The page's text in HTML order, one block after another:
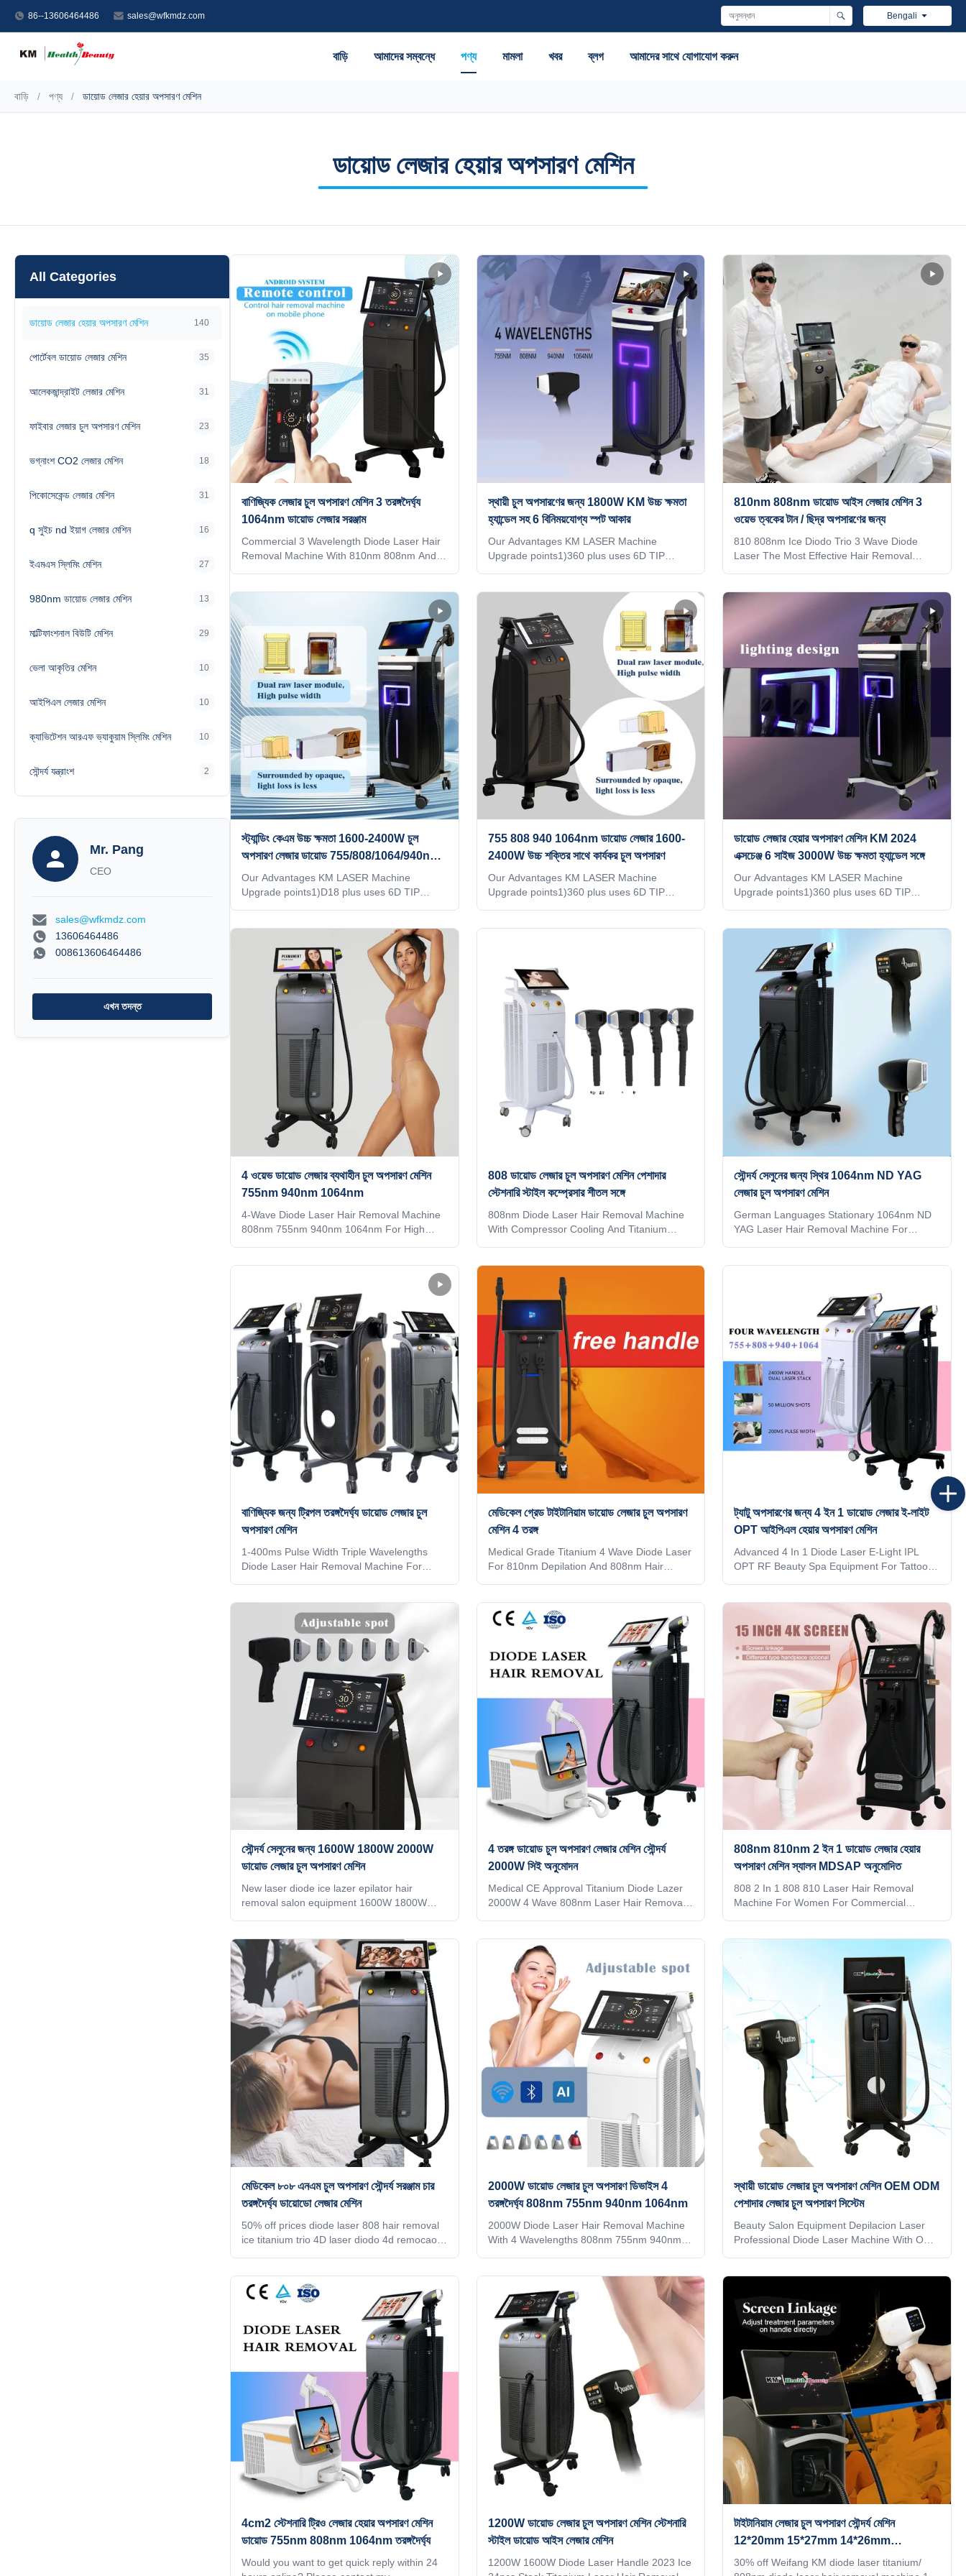
86--13606464486 sales@wfkmdz.com Bengali
বাড়ি আমাদের সম্বন্ধে পণ্য মামলা খবর ব্লগ আমাদের সাথে যোগাযোগ করুন
বাড়ি / পণ্য / ডায়োড লেজার হেয়ার অপসারণ মেশিন
ডায়োড লেজার হেয়ার অপসারণ মেশিন
All Categories
ডায়োড লেজার হেয়ার অপসারণ মেশিন 140
পোর্টেবল ডায়োড লেজার মেশিন 35
আলেকজান্দ্রাইট লেজার মেশিন 31
ফাইবার লেজার চুল অপসারণ মেশিন 23
ভগ্নাংশ CO2 লেজার মেশিন 18
পিকোসেকেন্ড লেজার মেশিন 31
q সুইচ nd ইয়াগ লেজার মেশিন 16
ইএমএস স্লিমিং মেশিন 27
980nm ডায়োড লেজার মেশিন 13
মাল্টিফাংশনাল বিউটি মেশিন 29
ভেলা আকৃতির মেশিন 10
আইপিএল লেজার মেশিন 10
ক্যাভিটেশন আরএফ ভ্যাকুয়াম স্লিমিং মেশিন 10
সৌন্দর্য যন্ত্রাংশ 2
Mr. Pang
CEO
sales@wfkmdz.com
13606464486
008613606464486
এখন তদন্ত
বাণিজ্যিক লেজার চুল অপসারণ মেশিন 3 তরঙ্গদৈর্ঘ্য
1064nm ডায়োড লেজার সরঞ্জাম
Commercial 3 Wavelength Diode Laser Hair
Removal Machine With 810nm 808nm And
TIP technology. 2)Six different light spots are
automatically recognized by the 6 in1 system
on one handle 3)Automatically adjusted to
the treatment parameters of the
corresponding TIP,Avoid burns or lack of
energy 4)Double-row lasers,Energy
utilization rate is over 95% 5)With hair follicle
analyzer that can see changes in hair
স্থায়ী চুল অপসারণের জন্য 1800W KM উচ্চ ক্ষমতা
হ্যান্ডেল সহ 6 বিনিময়যোগ্য স্পট আকার
Our Advantages KM LASER Machine
Upgrade points1)360 plus uses 6D TIP
on one handle3)Automatically adjusted to the
treatment parameters of the corresponding
TIP,Avoid burns or lack of energy4)Double-
row lasers,Energy utilization rate is over
95%5）With hair follicle analyzer that can
see changes in hair follicles6）Support
wireless charging With hair follicle analyzer
that can see changes in
810nm 808nm ডায়োড আইস লেজার মেশিন 3
ওয়েভ ত্বকের টান / ছিদ্র অপসারণের জন্য
810 808nm Ice Diodo Trio 3 Wave Diode
Laser The Most Effective Hair Removal
electronics Co.,Ltd, a manufacturer of beauty
laser machine since 2009. How should you
choose a good supplier for the best machine,
best price and timely after service? After
doing a lot of research at beauty exhibition,
in the E-commerce website, or by google , all
manufacturer tell you that their machine
quality is best,
স্ট্যান্ডিং কেএম উচ্চ ক্ষমতা 1600-2400W চুল
অপসারণ লেজার ডায়োড 755/808/1064/940nm
MDSAP সহ
Our Advantages KM LASER Machine
Upgrade points1)D18 plus uses 6D TIP
rate is over 95%4）With hair follicle analyzer
that can see changes in hair follicles5）
Support wireless charging With hair follicle
analyzer that can see changes in hair
follicles vs!!!KM
LASESROTHERSIdentifyIntelligent AI
recognition technology (System automatically
identifies the installed spot and automatically
adjusts to thetreatme
755 808 940 1064nm ডায়োড লেজার 1600-
2400W উচ্চ শক্তির সাথে কার্যকর চুল অপসারণ
Our Advantages KM LASER Machine
Upgrade points1)360 plus uses 6D TIP
unlock6）Support mobile phone wireless
charging With hair follicle analyzer that can
see changes in hair follicles vs!!!KM
LASESROTHERSIdentifyIntelligent AI
recognition technology (System automatically
identifies the
ডায়োড লেজার হেয়ার অপসারণ মেশিন KM 2024
এক্সচেঞ্জ 6 সাইজ 3000W উচ্চ ক্ষমতা হ্যান্ডেল সঙ্গে
Our Advantages KM LASER Machine
Upgrade points1)360 plus uses 6D TIP
treatment parameters of the corresponding
TIP,Avoid burns or lack of energy4)Double-
row lasers,Energy utilization rate is over
95%5）With hair follicle analyzer that can
see changes in hair follicles With hair follicle
analyzer that can see changes in hair
follicles When you
4 ওয়েভ ডায়োড লেজার ব্যথাহীন চুল অপসারণ মেশিন
755nm 940nm 1064nm
4-Wave Diode Laser Hair Removal Machine
808nm 755nm 940nm 1064nm For High
755nm 940nm 1064nm diode laser Are you
company? Our factory provide OEM, ODM
services, for more information, please send
inquiry! Germany TUV Rheiland ISO Medical
CE approved Android system Diode laser
titanium with 15.6 inch 4K Android, wifi,
bluetooth, 3D Animation intelligent
808 ডায়োড লেজার চুল অপসারণ মেশিন পেশাদার
স্টেশনারি স্টাইল কম্প্রেসার শীতল সঙ্গে
808nm Diode Laser Hair Removal Machine
With Compressor Cooling And Titanium
laser hair removal machine? Is Diode Laser
Hair Removal Effective? Weifang KM Diode
laser hair removal machine provide effective
treatment. Many patients will find that their
hair is removed long-term. The diode laser
hair removal treatment will give patients
comfortable feeling based
সৌন্দর্য সেলুনের জন্য স্থির 1064nm ND YAG
লেজার চুল অপসারণ মেশিন
German Languages Stationary 1064nm ND
YAG Laser Hair Removal Machine For
depilacion hair salon equipment Would you
want to get quick reply within 24 hours
online? Contact Steven whatsapp: 0086186
6360 3467 The professional machine is use
for beauty salon, spa, clinic ect. We can offer
OEM/ODM for our distributors. KM
বাণিজ্যিক জন্য ট্রিপল তরঙ্গদৈর্ঘ্য ডায়োড লেজার চুল
অপসারণ মেশিন
1-400ms Pulse Width Triple Wavelengths
Diode Laser Hair Removal Machine For
best machine, best price and timely after
service?After doing a lot of research at
beauty exhibition, in the E-commerce
website, or by google , all manufacturer tell
you that their machine quality is best, their
price is best. But for you, how do you tell the
difference between the
মেডিকেল গ্রেড টাইটানিয়াম ডায়োড লেজার চুল অপসারণ
মেশিন 4 তরঙ্গ
Medical Grade Titanium 4 Wave Diode Laser
For 810nm Depilation And 808nm Hair
factory provide OEM, ODM services, for
more information, please send inquiry!
Android system Manufacturer golden supplie
Diode laser titanium with 15.6 inch 4K
Android, wifi, bluetooth, 3D Animation
intelligent ipad screen, even you can google,
watchingTV,listening music, screen shot 1. 4
waves 1064nm +808nm + 755nm+940nm, 4
ট্যাটু অপসারণের জন্য 4 ইন 1 ডায়োড লেজার ই-লাইট
OPT আইপিএল হেয়ার অপসারণ মেশিন
Advanced 4 In 1 Diode Laser E-Light IPL
OPT RF Beauty Spa Equipment For Tattoo
machine is use for beauty salon, spa, clinic
ect. We can offer OEM/ODM for our
distributors. KM Ice Titanium laser feature: 1.
Germany TUV, ISO13485, ROHS, MDSAP,
Australia TGA approved 2. No pigmentation.
Suitable for any kind of skin and hairs. Safe
and Fast. 3. Continuous working 12h:
Air+water+unique designed TEC
সৌন্দর্য সেলুনের জন্য 1600W 1800W 2000W
ডায়োড লেজার চুল অপসারণ মেশিন
New laser diode ice lazer epilator hair
removal salon equipment 1600W 1800W
stock 12 hours delivery 2) Print any color you
want for your machine, make it be your and
your client's favorite. 3) Print your logo on
the machine shell and add it to the system as
a welcome interface. Make it exclusive in the
world. 4) Add any language into the machine
system, according to you and your client's
requirement
4 তরঙ্গ ডায়োড চুল অপসারণ লেজার মেশিন সৌন্দর্য
2000W সিই অনুমোদন
Medical CE Approval Titanium Diode Lazer
2000W 4 Wave 808nm Laser Hair Removal
OEM, ODM services, for more information,
please send inquiry! 600W-2000W
MULTIPLE POWER COMBINATIONS
OPTIONAL A variety of different powers and
different spot sizes are available to meet the
treatment needs of different parts of the
customer. Screen program supports
customization When adjusting the treatment
808nm 810nm 2 ইন 1 ডায়োড লেজার হেয়ার
অপসারণ মেশিন স্যালন MDSAP অনুমোদিত
808 2 In 1 808 810 Laser Hair Removal
Machine For Women For Commercial
convenient and quick. Are you a beauty
salon? distributor? or a trading company?
Our factory provide OEM, ODM services, for
more information, please send inquiry! 1. 4
waves 1064nm +808nm + 755nm+940nm, 4
in 1 all skin type can be used 2.High power:
NEW 800W / 1000W/ 1200W / 1600W
মেডিকেল ৮০৮ এনএম চুল অপসারণ সৌন্দর্য সরঞ্জাম চার
তরঙ্গদৈর্ঘ্য ডায়োডো লেজার মেশিন
50% off prices diode laser 808 hair removal
ice titanium trio 4D laser diodo 4d remocao
15.6 inch 4K Android, wifi, bluetooth, 3D
Animation intelligent ipad screen, even you
can google, watchingTV,listening music,
screen shot. Screen program supports
customization When adjusting the treatment
parameters, you can directly input it, which is
convenient and quick. Four wavelengths,
best result for all
2000W ডায়োড লেজার চুল অপসারণ ডিভাইস 4
তরঙ্গদৈর্ঘ্য 808nm 755nm 940nm 1064nm
2000W Diode Laser Hair Removal Machine
With 4 Wavelengths 808nm 755nm 940nm
755nm Alex lazer 940nm 1064nm yag laser
buy 5 units, get 1 free KM LASER is a 16
year old factory advanced technology KM
LASER ,Live your imagination!! Sandy 24
hours online, please contact me 3
wavelengths diode laser 755 808 1064nm
Titanium hair removal machine machine Our
Advantages I believe you are a professional
buyer,
স্থায়ী ডায়োড লেজার চুল অপসারণ মেশিন OEM ODM
পেশাদার লেজার চুল অপসারণ সিস্টেম
Beauty Salon Equipment Depilacion Laser
Professional Diode Laser Machine With OEM
for your choice. 600w, 800w, 1000w, 1200w,
1600w optional No pigmentation. Suitable for
any kind of skin; Suitable for any kind of skin
Safe and Fast. International Hair Removal
Golden Standard; The optimal laser
wavelength; Long
4cm2 স্টেশনারি ট্রিও লেজার হেয়ার অপসারণ মেশিন
ডায়োড 755nm 808nm 1064nm তরঙ্গদৈর্ঘ্য
Would you want to get quick reply within 24
1200W ডায়োড লেজার চুল অপসারণ মেশিন স্টেশনারি
স্টাইল ডায়োড আইস লেজার মেশিন
1200W 1600W Diode Laser Handle 2023 Ice
টাইটানিয়াম লেজার চুল অপসারণ সৌন্দর্য মেশিন
12*20mm 15*27mm 14*26mm
14*33mm স্পট সাইজ
30% off Weifang KM diode laser titanium/